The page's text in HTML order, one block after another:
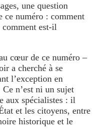
une question
ce numéro : comment
est-il
cœur de ce numéro –
a cherché à se
l’exception en
n’est ni un sujet
aux spécialistes : il
et les citoyens, entre
historique et le